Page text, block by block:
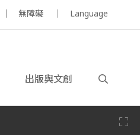
無障礙 Language
出版與文創